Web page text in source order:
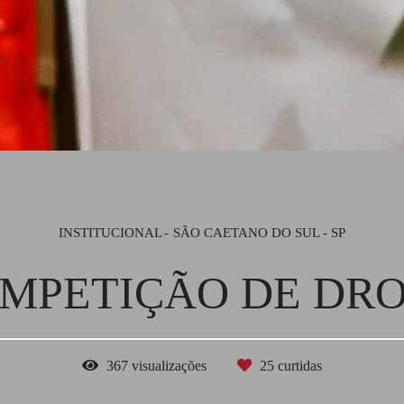
INSTITUCIONAL SÃO CAETANO DO SUL - SP
DE
367 visualizações 25 curtidas